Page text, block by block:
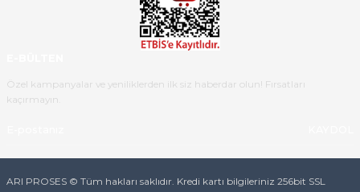
hassasiyetleri ve Ürünün kalitesi
Özel kampanyalar ve yeniliklerden ilk siz haberdar olun! Fırsatları
kaçırmayın.
ARI PROSES © Tüm hakları saklıdır. Kredi kartı bilgileriniz 256bit SSL